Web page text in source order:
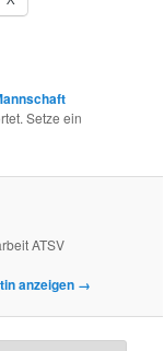
Setze ein
ATSV
anzeigen →